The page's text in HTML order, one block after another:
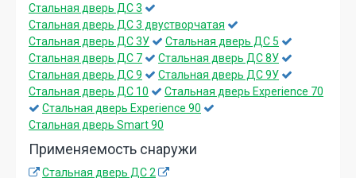
Стальная дверь ДС 3
Стальная дверь ДС 3 двустворчатая
Стальная дверь ДС 3У
Стальная дверь ДС 5
Стальная дверь ДС 7
Стальная дверь ДС 8У
Стальная дверь ДС 9
Стальная дверь ДС 9У
Стальная дверь ДС 10
Стальная дверь Experience 70
Стальная дверь Experience 90
Стальная дверь Smart 90
Применяемость снаружи
Стальная дверь ДС 2